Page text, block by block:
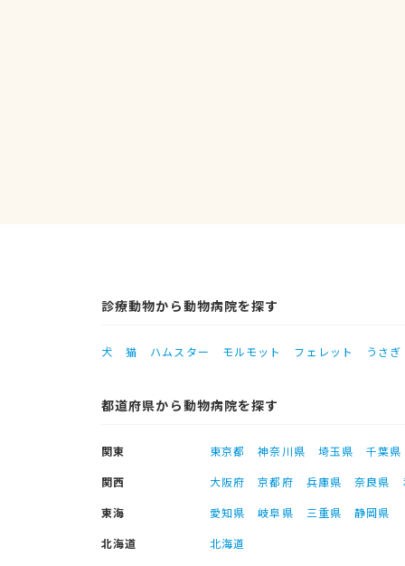
診療動物から動物病院を探す
犬 猫 ハムスター モルモット フェレット うさぎ
都道府県から動物病院を探す
関東 東京都 神奈川県 埼玉県
千葉県
関西
大阪府 京都府 兵庫県 奈良県
東海
愛知県 岐阜県 三重県
静岡県
北海道
北海道